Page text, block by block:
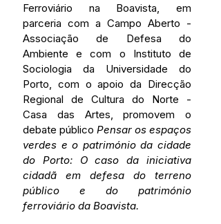
Ferroviário na Boavista, em
parceria com a Campo Aberto -
Associação de Defesa do
Ambiente e com o Instituto de
Sociologia da Universidade do
Porto, com o apoio da Direcção
Regional de Cultura do Norte -
Casa das Artes, promovem o
debate público Pensar os espaços
verdes e o património da cidade
do Porto: O caso da iniciativa
cidadã em defesa do terreno
público e do património
ferroviário da Boavista.